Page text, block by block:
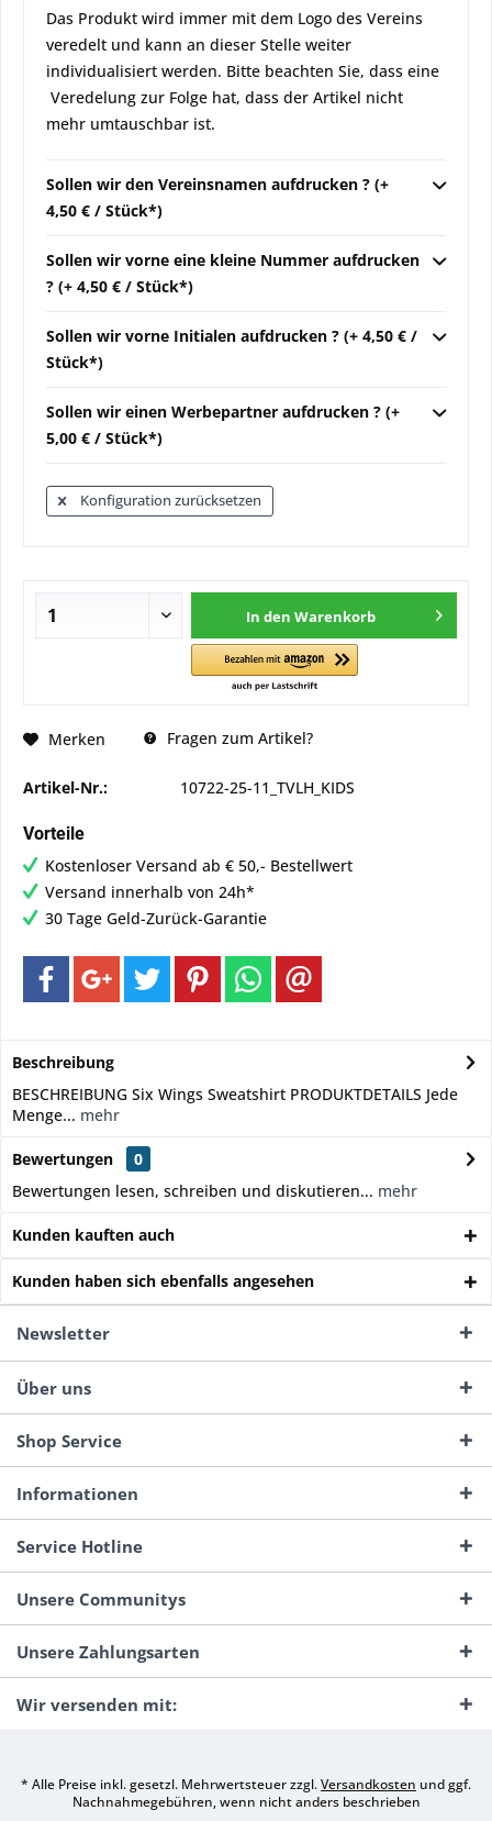
Das Produkt wird immer mit dem Logo des Vereins
veredelt und kann an dieser Stelle weiter
individualisiert werden. Bitte beachten Sie, dass eine
Veredelung zur Folge hat, dass der Artikel nicht
mehr umtauschbar ist.
Sollen wir den Vereinsnamen aufdrucken ? (+
4,50 € / Stück*)
Sollen wir vorne eine kleine Nummer aufdrucken
? (+ 4,50 € / Stück*)
Sollen wir vorne Initialen aufdrucken ? (+ 4,50 € /
Stück*)
Sollen wir einen Werbepartner aufdrucken ? (+
5,00 € / Stück*)
Konfiguration zurücksetzen
In den Warenkorb
Merken Fragen zum Artikel?
Artikel-Nr.: 10722-25-11_TVLH_KIDS
Vorteile
Kostenloser Versand ab € 50,- Bestellwert
Versand innerhalb von 24h*
30 Tage Geld-Zurück-Garantie
Beschreibung
BESCHREIBUNG Six Wings Sweatshirt PRODUKTDETAILS Jede
Menge... mehr
Bewertungen
0
Bewertungen lesen, schreiben und diskutieren... mehr
Kunden kauften auch
Kunden haben sich ebenfalls angesehen
Newsletter
Über uns
Shop Service
Informationen
Service Hotline
Unsere Communitys
Unsere Zahlungsarten
Wir versenden mit:
* Alle Preise inkl. gesetzl. Mehrwertsteuer zzgl.Versandkosten und ggf.
Nachnahmegebühren, wenn nicht anders beschrieben